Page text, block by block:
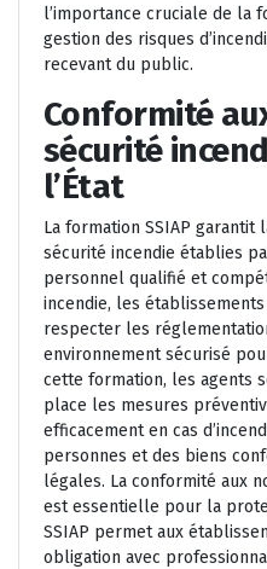
l’importance cruciale de la
gestion des risques
recevant du public.
Conformité
sécurité
l’État
La formation SSIAP
sécurité incendie établies
personnel qualifié et
incendie, les
respecter les
environnement sécurisé
cette formation, les agents
place les mesures
efficacement en cas
personnes et des biens
légales. La conformité aux
est essentielle pour la
SSIAP permet aux
obligation avec